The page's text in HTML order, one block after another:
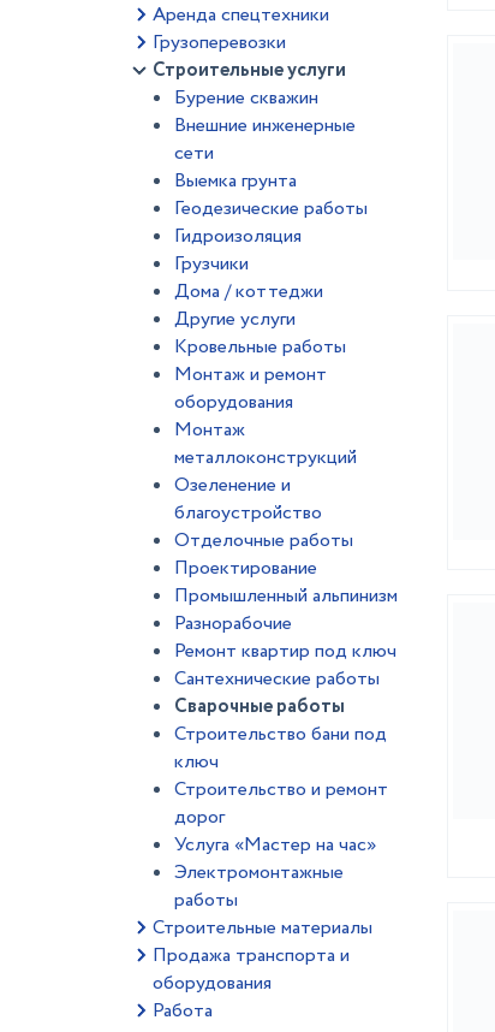
Аренда спецтехники
Грузоперевозки
Строительные услуги
Бурение скважин
Внешние инженерные
сети
Выемка грунта
Геодезические работы
Гидроизоляция
Грузчики
Дома / коттеджи
Другие услуги
Кровельные работы
Монтаж и ремонт
оборудования
Монтаж
металлоконструкций
Озеленение и
благоустройство
Отделочные работы
Проектирование
Промышленный альпинизм
Разнорабочие
Ремонт квартир под ключ
Сантехнические работы
Сварочные работы
Строительство бани под
ключ
Строительство и ремонт
дорог
Услуга «Мастер на час»
Электромонтажные
работы
Строительные материалы
Продажа транспорта и
оборудования
Работа